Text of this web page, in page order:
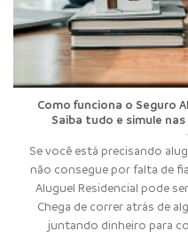
Como funciona o Seguro
Saiba tudo e simule
Se você está precisando
não consegue por falta de
Aluguel Residencial pode
Chega de correr atrás de
juntando dinheiro para